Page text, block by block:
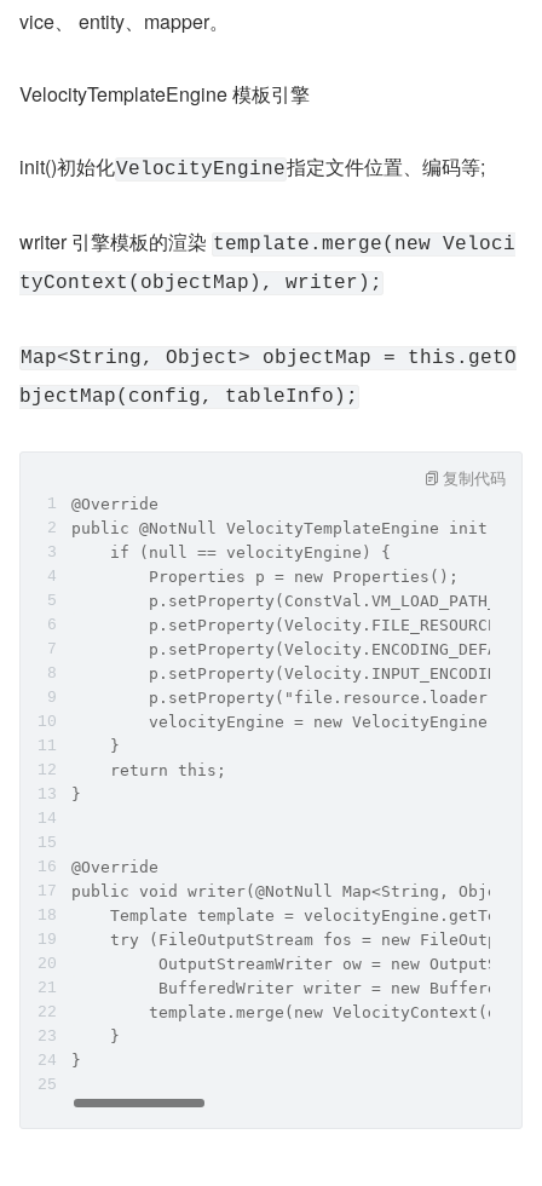
vice、 entity、mapper。
VelocityTemplateEngine 模板引擎
init()初始化VelocityEngine指定文件位置、编码等;
writer 引擎模板的渲染 template.merge(new Veloci
tyContext(objectMap), writer);
Map<String, Object> objectMap = this.getO
bjectMap(config, tableInfo);
@Override
public @NotNull VelocityTemplateEngine
    if (null == velocityEngine) {
        Properties p = new Properties();
p.setProperty(Velocity.INPUT_ENCODING,
        velocityEngine = new VelocityEngine(p);
    }
    return this;
}
@Override
public void writer(@NotNull Map<String,
Template template =
try (FileOutputStream fos = new
OutputStreamWriter ow = new
BufferedWriter writer = new
template.merge(new
    }
}
复制代码